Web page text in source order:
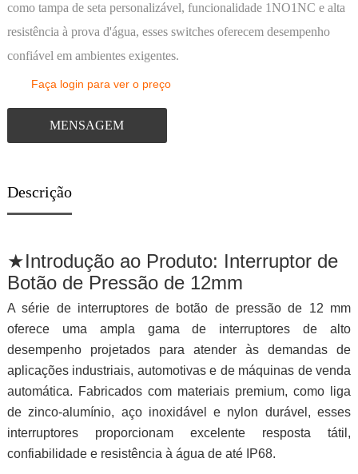
como tampa de seta personalizável, funcionalidade 1NO1NC e alta
resistência à prova d'água, esses switches oferecem desempenho
confiável em ambientes exigentes.
Faça login para ver o preço
MENSAGEM
Descrição
★Introdução ao Produto: Interruptor de
Botão de Pressão de 12mm
A série de interruptores de botão de pressão de 12 mm
oferece uma ampla gama de interruptores de alto
desempenho projetados para atender às demandas de
aplicações industriais, automotivas e de máquinas de venda
automática. Fabricados com materiais premium, como liga
de zinco-alumínio, aço inoxidável e nylon durável, esses
interruptores proporcionam excelente resposta tátil,
confiabilidade e resistência à água de até IP68.